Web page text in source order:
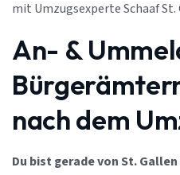
mit Umzugsexperte Schaaf St.
An- &
nach dem
Du bist gerade von St.